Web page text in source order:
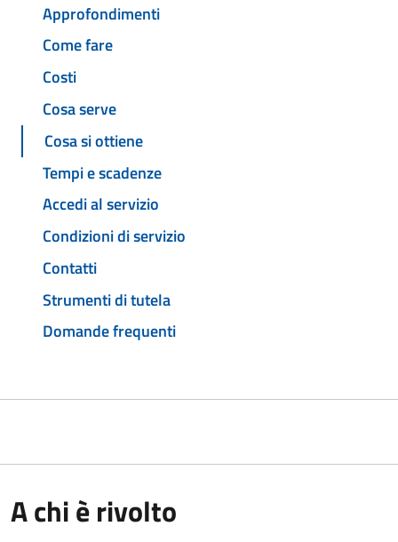
Approfondimenti
Come fare
Costi
Cosa serve
Cosa si ottiene
Tempi e scadenze
Accedi al servizio
Condizioni di servizio
Contatti
Strumenti di tutela
Domande frequenti
A chi è rivolto